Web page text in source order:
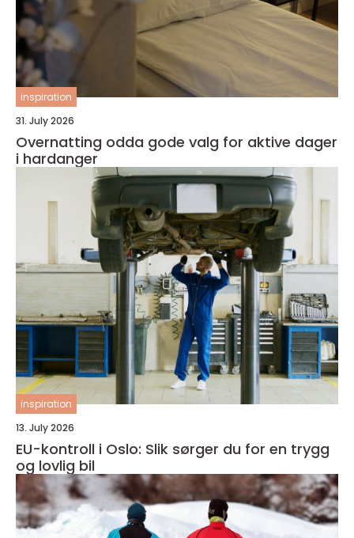
inspiration
31. July 2026
Overnatting odda gode valg for aktive dager
i hardanger
inspiration
13. July 2026
EU-kontroll i Oslo: Slik sørger du for en trygg
og lovlig bil